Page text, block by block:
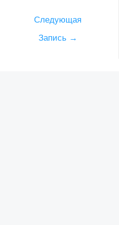
Следующая
Запись →